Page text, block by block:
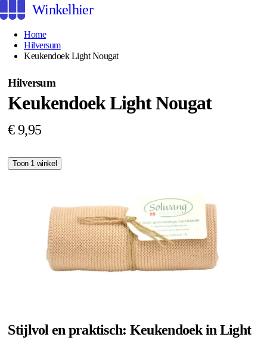
Winkelhier
Home
Hilversum
Keukendoek Light Nougat
Hilversum
Keukendoek Light Nougat
€ 9,95
Toon 1 winkel
Stijlvol en praktisch: Keukendoek in Light